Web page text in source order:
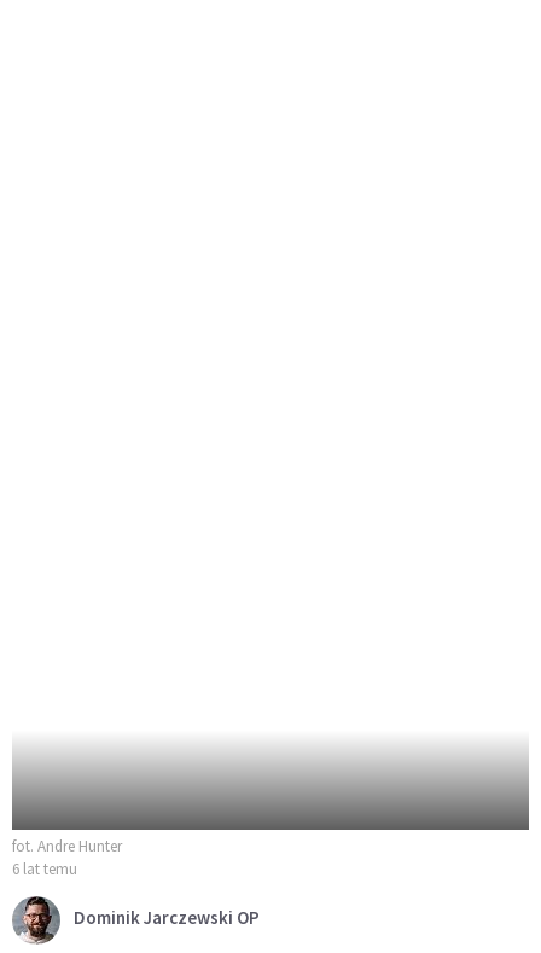
fot. Andre Hunter
6 lat temu
Dominik Jarczewski OP